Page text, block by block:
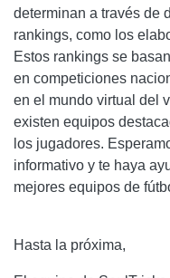
determinan a través de
rankings, como los
Estos rankings se
en competiciones
en el mundo virtual del
existen equipos
los jugadores.
informativo y te haya
mejores equipos de
Hasta la próxima,